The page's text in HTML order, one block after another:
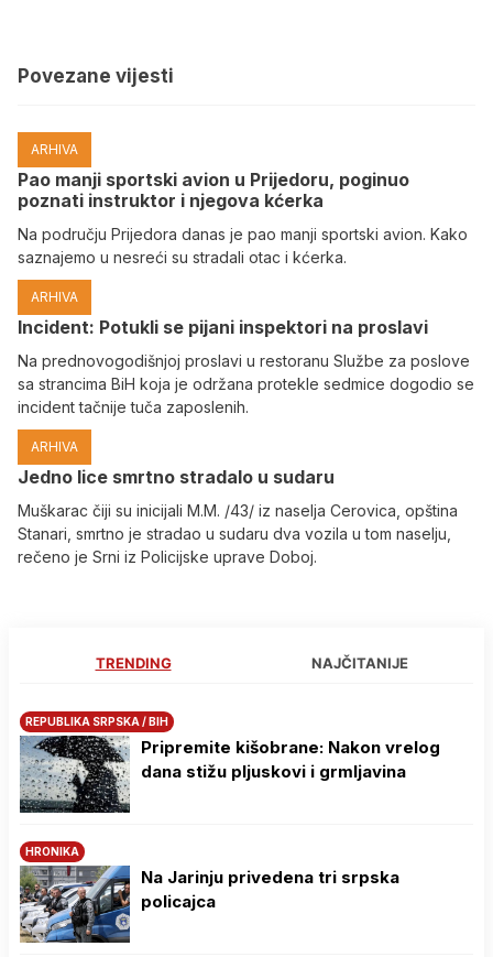
Povezane vijesti
ARHIVA
Pao manji sportski avion u Prijedoru, poginuo
poznati instruktor i njegova kćerka
Na području Prijedora danas je pao manji sportski avion. Kako
saznajemo u nesreći su stradali otac i kćerka.
ARHIVA
Incident: Potukli se pijani inspektori na proslavi
Na prednovogodišnjoj proslavi u restoranu Službe za poslove
sa strancima BiH koja je održana protekle sedmice dogodio se
incident tačnije tuča zaposlenih.
ARHIVA
Јedno lice smrtno stradalo u sudaru
Muškarac čiji su inicijali M.M. /43/ iz naselja Cerovica, opština
Stanari, smrtno je stradao u sudaru dva vozila u tom naselju,
rečeno je Srni iz Policijske uprave Doboj.
TRENDING NAJČITANIJE
REPUBLIKA SRPSKA / BIH
Pripremite kišobrane: Nakon vrelog
dana stižu pljuskovi i grmljavina
HRONIKA
Na Јarinju privedena tri srpska
policajca